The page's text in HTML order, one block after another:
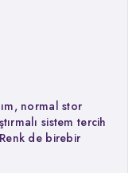
normal stor
sistem tercih
de birebir